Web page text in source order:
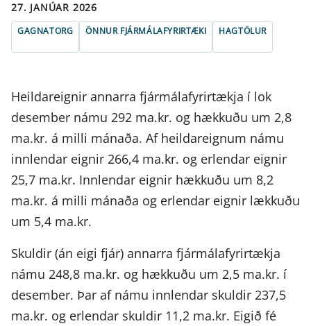
27. JANÚAR 2026
GAGNATORG ÖNNUR FJÁRMÁLAFYRIRTÆKI HAGTÖLUR
Heildareignir annarra fjármálafyrirtækja í lok
desember námu 292 ma.kr. og hækkuðu um 2,8
ma.kr. á milli mánaða. Af heildareignum námu
innlendar eignir 266,4 ma.kr. og erlendar eignir
25,7 ma.kr. Innlendar eignir hækkuðu um 8,2
ma.kr. á milli mánaða og erlendar eignir lækkuðu
um 5,4 ma.kr.
Skuldir (án eigi fjár) annarra fjármálafyrirtækja
námu 248,8 ma.kr. og hækkuðu um 2,5 ma.kr. í
desember. Þar af námu innlendar skuldir 237,5
ma.kr. og erlendar skuldir 11,2 ma.kr. Eigið fé